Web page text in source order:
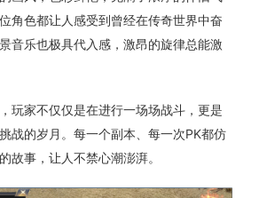
角色都让人感受到曾经在传奇世界中奋
音乐也极具代入感，激昂的旋律总能激
玩家不仅仅是在进行一场场战斗，更是
战的岁月。每一个副本、每一次PK都仿
故事，让人不禁心潮澎湃。